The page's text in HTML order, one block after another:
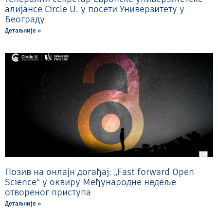
алијансе Circle U. у посети Универзитету у
Београду
Детаљније »
Позив на онлајн догађај: „Fast forward Open
Science“ у оквиру Међународне недеље
отвореног приступа
Детаљније »